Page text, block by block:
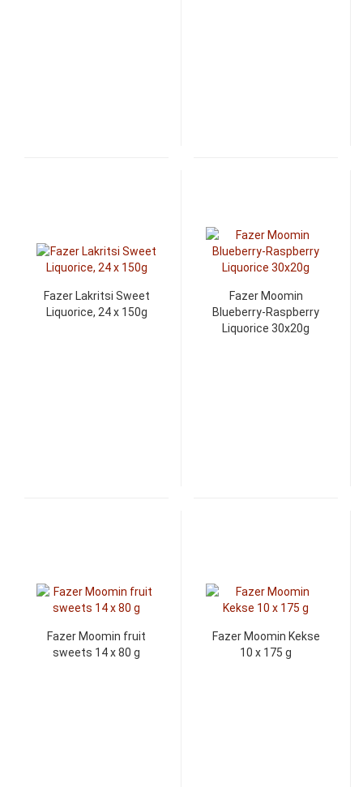
Fazer Lakritsi Sweet
Liquorice, 24 x 150g
Fazer Moomin
Blueberry-Raspberry
Liquorice 30x20g
Fazer Moomin fruit
sweets 14 x 80 g
Fazer Moomin Kekse
10 x 175 g